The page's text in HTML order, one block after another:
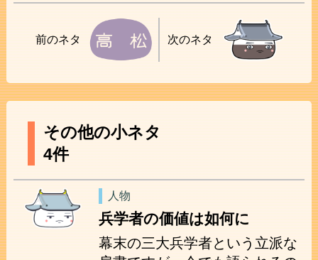
前のネタ 次のネタ
その他の小ネタ
4件
人物
兵学者の価値は如何に
幕末の三大兵学者という立派な